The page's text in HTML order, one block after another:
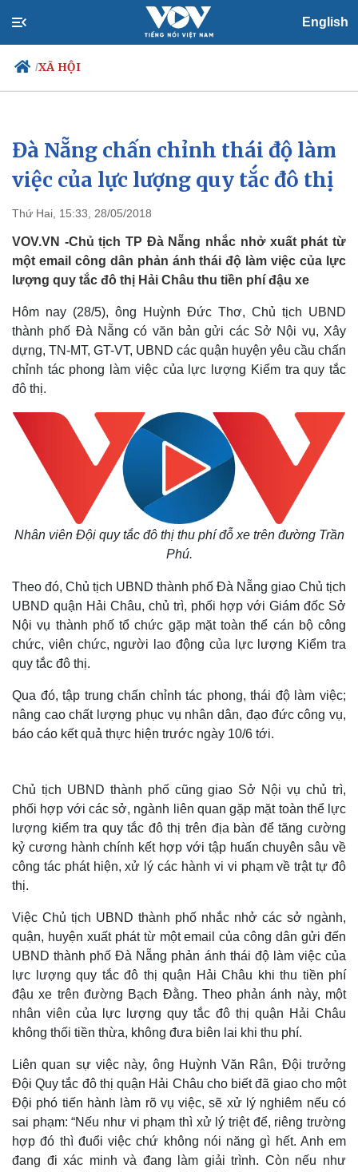
English
/XÃ HỘI
Chính trị
Đảng
Tổ chức nhân sự
Nhận diện sự thật
Xã hội
Dự báo thời tiết
Việc làm
Biển đảo
Thế giới
Quan sát
Cuộc sống đó đây
Hồ sơ
Multimedia
Video
Ảnh
E-Magazine
Đà Nẵng chấn chỉnh thái độ làm
việc của lực lượng quy tắc đô thị
Thứ Hai, 15:33, 28/05/2018
VOV.VN -Chủ tịch TP Đà Nẵng nhắc nhở xuất phát từ
một email công dân phản ánh thái độ làm việc của lực
lượng quy tắc đô thị Hải Châu thu tiền phí đậu xe
Hôm nay (28/5), ông Huỳnh Đức Thơ, Chủ tịch UBND
thành phố Đà Nẵng có văn bản gửi các Sở Nội vụ, Xây
dựng, TN-MT, GT-VT, UBND các quận huyện yêu cầu chấn
chỉnh tác phong làm việc của lực lượng Kiểm tra quy tắc
đô thị.
Nhân viên Đội quy tắc đô thị thu phí đỗ xe trên đường Trần
Phú.
Theo đó, Chủ tịch UBND thành phố Đà Nẵng giao Chủ tịch
UBND quận Hải Châu, chủ trì, phối hợp với Giám đốc Sở
Nội vụ thành phố tổ chức gặp mặt toàn thể cán bộ công
chức, viên chức, người lao động của lực lượng Kiểm tra
quy tắc đô thị.
Qua đó, tập trung chấn chỉnh tác phong, thái độ làm việc;
nâng cao chất lượng phục vụ nhân dân, đạo đức công vụ,
báo cáo kết quả thực hiện trước ngày 10/6 tới.
Chủ tịch UBND thành phố cũng giao Sở Nội vụ chủ trì,
phối hợp với các sở, ngành liên quan gặp mặt toàn thể lực
lượng kiểm tra quy tắc đô thị trên địa bàn để tăng cường
kỷ cương hành chính kết hợp với tập huấn chuyên sâu về
công tác phát hiện, xử lý các hành vi vi phạm về trật tự đô
thị.
Việc Chủ tịch UBND thành phố nhắc nhở các sở ngành,
quận, huyện xuất phát từ một email của công dân gửi đến
UBND thành phố Đà Nẵng phản ánh thái độ làm việc của
lực lượng quy tắc đô thị quận Hải Châu khi thu tiền phí
đậu xe trên đường Bạch Đằng. Theo phản ánh này, một
nhân viên của lực lượng quy tắc đô thị quận Hải Châu
không thối tiền thừa, không đưa biên lai khi thu phí.
Liên quan sự việc này, ông Huỳnh Văn Rân, Đội trưởng
Đội Quy tắc đô thị quận Hải Châu cho biết đã giao cho một
Đội phó tiến hành làm rõ vụ việc, sẽ xử lý nghiêm nếu có
sai phạm: “Nếu như vi phạm thì xử lý triệt để, riêng trường
hợp đó thì đuổi việc chứ không nói năng gì hết. Anh em
đang đi xác minh và đang làm giải trình. Còn nếu như